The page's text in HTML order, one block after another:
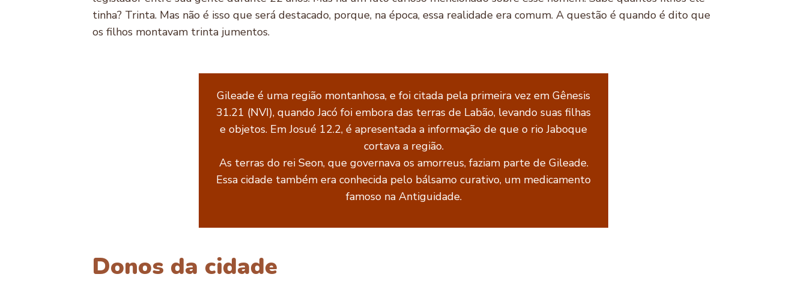
tinha? Trinta. Mas não é isso que será destacado, porque, na época, essa realidade era comum. A questão é quando é dito que
os filhos montavam trinta jumentos.
Gileade é uma região montanhosa, e foi citada pela primeira vez em Gênesis
31.21 (NVI), quando Jacó foi embora das terras de Labão, levando suas filhas
e objetos. Em Josué 12.2, é apresentada a informação de que o rio Jaboque
cortava a região.
As terras do rei Seon, que governava os amorreus, faziam parte de Gileade.
Essa cidade também era conhecida pelo bálsamo curativo, um medicamento
famoso na Antiguidade.
Donos da cidade